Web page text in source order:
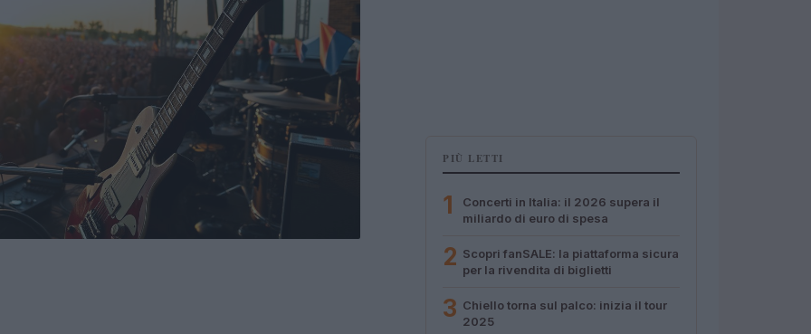
PIÙ LETTI
1
Concerti in Italia: il 2026 supera il
miliardo di euro di spesa
2 Scopri fanSALE: la piattaforma sicura
per la rivendita di biglietti
3 Chiello torna sul palco: inizia il tour
2025